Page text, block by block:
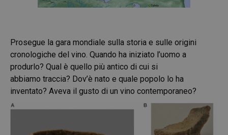
Prosegue la gara mondiale sulla storia e sulle origini
cronologiche del vino. Quando ha iniziato l’uomo a
produrlo? Qual è quello più antico di cui si
abbiamo traccia? Dov’è nato e quale popolo lo ha
inventato? Aveva il gusto di un vino contemporaneo?